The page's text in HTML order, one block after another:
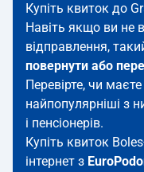
Купіть квиток до
Навіть якщо ви не
відправлення,
повернути або
Перевірте, чи
найпопулярніші з
і пенсіонерів.
Купіть квиток
інтернет з